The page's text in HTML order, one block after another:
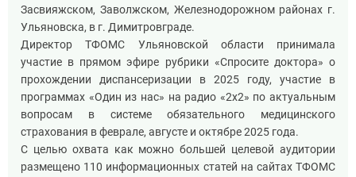
Засвияжском, Заволжском, Железнодорожном районах г.
Ульяновска, в г. Димитровграде.
Директор ТФОМС Ульяновской области принимала
участие в прямом эфире рубрики «Спросите доктора» о
прохождении диспансеризации в 2025 году, участие в
программах «Один из нас» на радио «2х2» по актуальным
вопросам в системе обязательного медицинского
страхования в феврале, августе и октябре 2025 года.
С целью охвата как можно большей целевой аудитории
размещено 110 информационных статей на сайтах ТФОМС